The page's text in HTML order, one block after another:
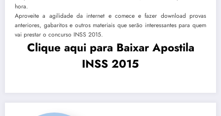
hora.
Aproveite a agilidade da internet e comece e fazer download provas
anteriores, gabaritos e outros materiais que serão interessantes para quem
vai prestar o concurso INSS 2015.
Clique aqui para Baixar Apostila
INSS 2015